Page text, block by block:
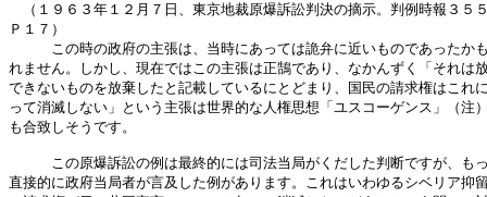
（１９６３年１２月７日、東京地裁原爆訴訟判決の摘示。判例時報３５
Ｐ１７）
この時の政府の主張は、当時にあっては詭弁に近いものであったか
れません。しかし、現在ではこの主張は正鵠であり、なかんずく「それは
できないものを放棄したと記載しているにとどまり、国民の請求権はこれ
って消滅しない」という主張は世界的な人権思想「ユスコーゲンス」（注
も合致しそうです。
この原爆訴訟の例は最終的には司法当局がくだした判断ですが、も
直接的に政府当局者が言及した例があります。これはいわゆるシベリア抑